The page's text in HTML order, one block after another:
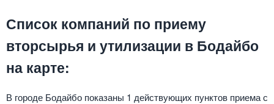
Список компаний по приему
вторсырья и утилизации в Бодайбо
на карте:
В городе Бодайбо показаны 1 действующих пунктов приема с